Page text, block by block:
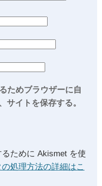
ためブラウザーに自
サイトを保存する。
ために Akismet を使
処理方法の詳細はこ